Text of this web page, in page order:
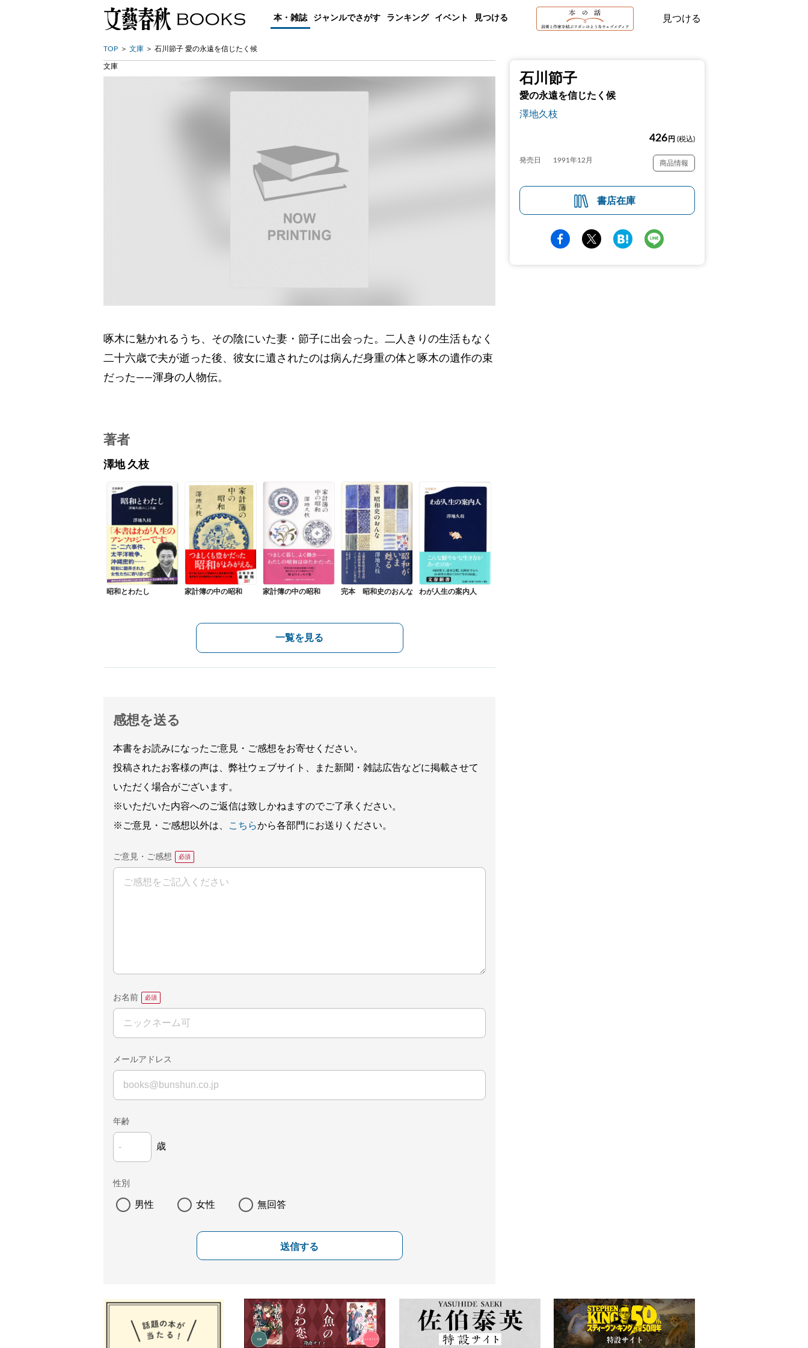
本・雑誌 ジャンルでさがす ランキング イベント 見つける 見つける
TOP 文庫 石川節子 愛の永遠を信じたく候
石川節子
愛の永遠を信じたく候
澤地久枝
426 円 (税込)
発売日 1991年12月 商品情報
書店在庫
文庫
啄木に魅かれるうち、その陰にいた妻・節子に出会った。二人きりの生活もなく
二十六歳で夫が逝った後、彼女に遺されたのは病んだ身重の体と啄木の遺作の束
だった――渾身の人物伝。
著者
澤地 久枝
昭和とわたし 家計簿の中の昭和 家計簿の中の昭和 完本 昭和史のおんな わが人生の案内人
一覧を見る
感想を送る
本書をお読みになったご意見・ご感想をお寄せください。
投稿されたお客様の声は、弊社ウェブサイト、また新聞・雑誌広告などに掲載させて
いただく場合がございます。
※いただいた内容へのご返信は致しかねますのでご了承ください。
※ご意見・ご感想以外は、
こちらから各部門にお送りください。
ご意見・ご感想
お名前
メールアドレス
年齢
歳
性別
男性 女性 無回答
送信する